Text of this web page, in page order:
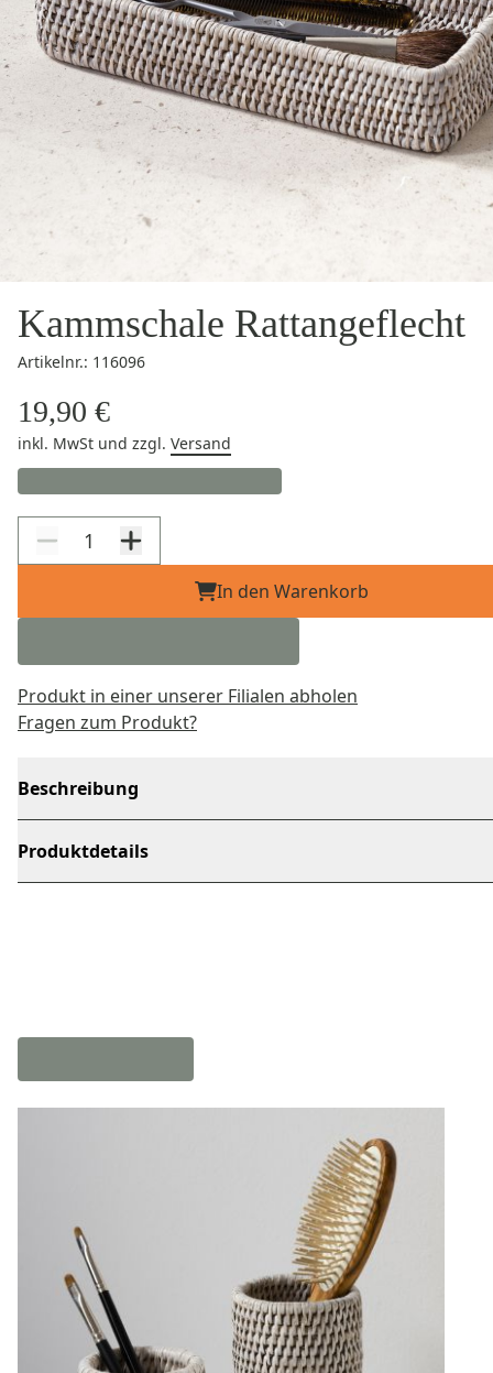
Kammschale Rattangeflecht
Artikelnr.: 116096
19,90 €
inkl. MwSt und zzgl. Versand
In den Warenkorb
Produkt in einer unserer Filialen abholen
Fragen zum Produkt?
Beschreibung
Produktdetails